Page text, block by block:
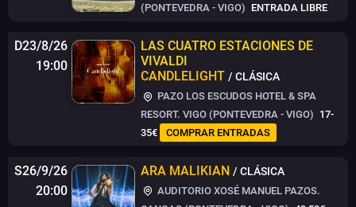
(PONTEVEDRA - VIGO) ENTRADA LIBRE
D23/8/26
19:00
LAS CUATRO ESTACIONES DE
VIVALDI
CANDLELIGHT / CLÁSICA
PAZO LOS ESCUDOS HOTEL & SPA
RESORT. VIGO (PONTEVEDRA - VIGO) 17-
35€
COMPRAR ENTRADAS
S26/9/26
20:00
ARA MALIKIAN / CLÁSICA
AUDITORIO XOSÉ MANUEL PAZOS.